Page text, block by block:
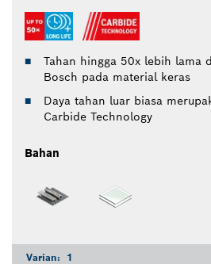
Tahan hingga 50x lebih lama
Bosch pada material keras
Daya tahan luar biasa
Carbide Technology
Bahan
Varian: 1